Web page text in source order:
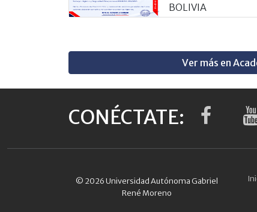
BOLIVIA
Ver más en
CONÉCTATE:
© 2026 Universidad Autónoma Gabriel
René Moreno